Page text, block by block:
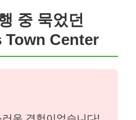
중 묵었던
Center